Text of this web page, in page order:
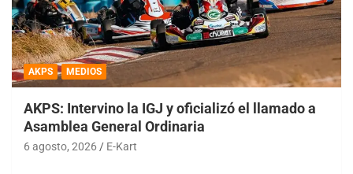
AKPS MEDIOS
AKPS: Intervino la IGJ y oficializó el llamado a
Asamblea General Ordinaria
6 agosto, 2026 E-Kart